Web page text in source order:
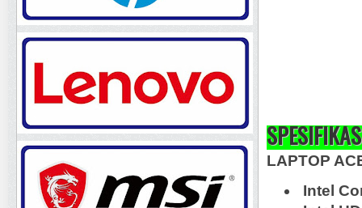
LAPTOP
Intel